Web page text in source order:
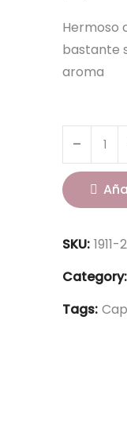
Hermoso
bastante
aroma
SKU: 1911-
Category:
Tags: